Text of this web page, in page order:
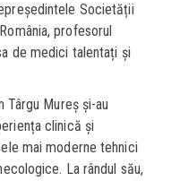
Societății
profesorul
de medici talentați și
Târgu Mureș și-au
clinică și
mai moderne tehnici
La rândul său,